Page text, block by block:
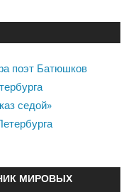
поэт Батюшков
седой»
МИРОВЫХ